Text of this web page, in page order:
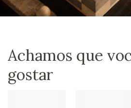
Achamos que
gostar